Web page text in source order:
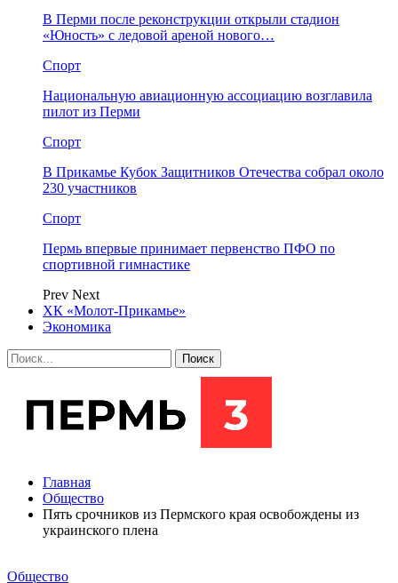
В Перми после реконструкции открыли стадион
«Юность» с ледовой ареной нового…
Спорт
Национальную авиационную ассоциацию возглавила
пилот из Перми
Спорт
В Прикамье Кубок Защитников Отечества собрал около
230 участников
Спорт
Пермь впервые принимает первенство ПФО по
спортивной гимнастике
Prev Next
ХК «Молот-Прикамье»
Экономика
Главная
Общество
Пять срочников из Пермского края освобождены из
украинского плена
Общество